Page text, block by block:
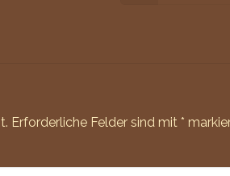
Erforderliche Felder sind mit*